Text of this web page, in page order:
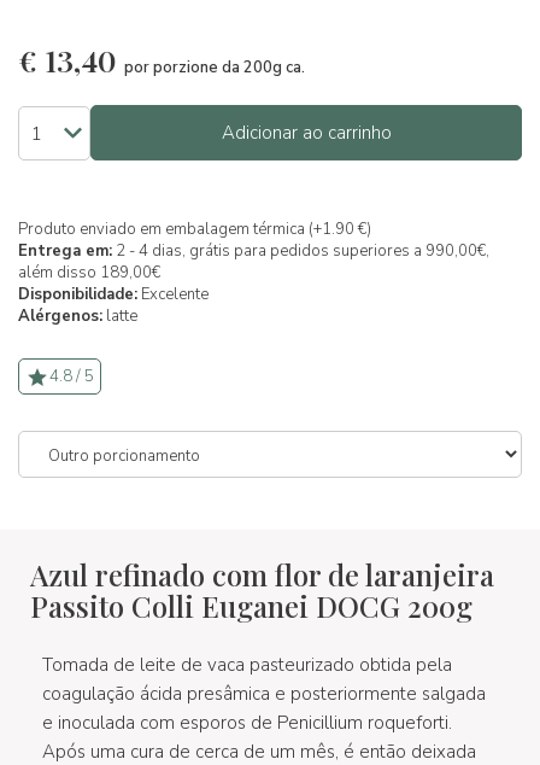
€ 13,40 por porzione da 200g ca.
Adicionar ao carrinho
Produto enviado em embalagem térmica (+1.90 €)
Entrega em: 2 - 4 dias, grátis para pedidos superiores a 990,00€,
além disso 189,00€
Disponibilidade: Excelente
Alérgenos: latte
4.8 / 5
Azul refinado com flor de laranjeira
Passito Colli Euganei DOCG 200g
Tomada de leite de vaca pasteurizado obtida pela
coagulação ácida presâmica e posteriormente salgada
e inoculada com esporos de Penicillium roqueforti.
Após uma cura de cerca de um mês, é então deixada